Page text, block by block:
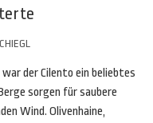
war der Cilento ein beliebtes
sorgen für saubere
Wind. Olivenhaine,